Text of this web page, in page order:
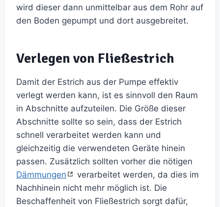
wird dieser dann unmittelbar aus dem Rohr auf
den Boden gepumpt und dort ausgebreitet.
Verlegen von Fließestrich
Damit der Estrich aus der Pumpe effektiv
verlegt werden kann, ist es sinnvoll den Raum
in Abschnitte aufzuteilen. Die Größe dieser
Abschnitte sollte so sein, dass der Estrich
schnell verarbeitet werden kann und
gleichzeitig die verwendeten Geräte hinein
passen. Zusätzlich sollten vorher die nötigen
Dämmungen
verarbeitet werden, da dies im
Nachhinein nicht mehr möglich ist. Die
Beschaffenheit von Fließestrich sorgt dafür,